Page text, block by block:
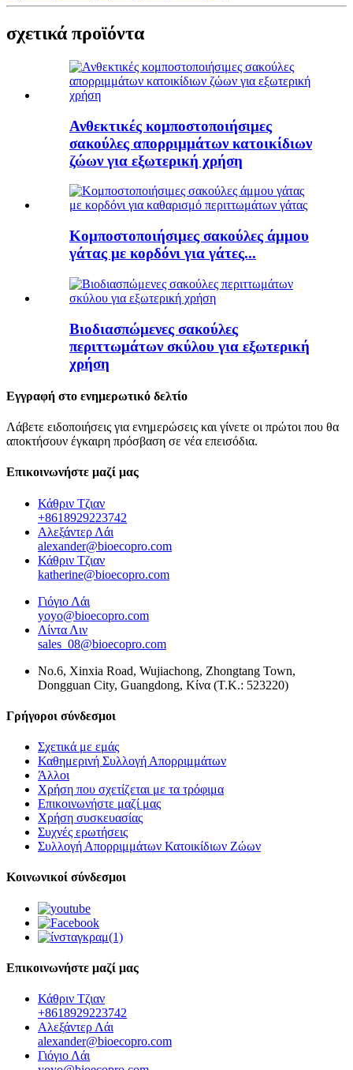
σχετικά προϊόντα
Ανθεκτικές κομποστοποιήσιμες
σακούλες απορριμμάτων κατοικίδιων
ζώων για εξωτερική χρήση
Κομποστοποιήσιμες σακούλες άμμου
γάτας με κορδόνι για γάτες...
Βιοδιασπώμενες σακούλες
περιττωμάτων σκύλου για εξωτερική
χρήση
Εγγραφή στο ενημερωτικό δελτίο
Λάβετε ειδοποιήσεις για ενημερώσεις και γίνετε οι πρώτοι που θα
αποκτήσουν έγκαιρη πρόσβαση σε νέα επεισόδια.
Επικοινωνήστε μαζί μας
Κάθριν Τζιαν
+8618929223742
Αλεξάντερ Λάι
alexander@bioecopro.com
Κάθριν Τζιαν
katherine@bioecopro.com
Γιόγιο Λάι
yoyo@bioecopro.com
Λίντα Λιν
sales_08@bioecopro.com
No.6, Xinxia Road, Wujiachong, Zhongtang Town,
Dongguan City, Guangdong, Κίνα (Τ.Κ.: 523220)
Γρήγοροι σύνδεσμοι
Σχετικά με εμάς
Καθημερινή Συλλογή Απορριμμάτων
Άλλοι
Χρήση που σχετίζεται με τα τρόφιμα
Επικοινωνήστε μαζί μας
Χρήση συσκευασίας
Συχνές ερωτήσεις
Συλλογή Απορριμμάτων Κατοικίδιων Ζώων
Κοινωνικοί σύνδεσμοι
Επικοινωνήστε μαζί μας
Κάθριν Τζιαν
+8618929223742
Αλεξάντερ Λάι
alexander@bioecopro.com
Γιόγιο Λάι